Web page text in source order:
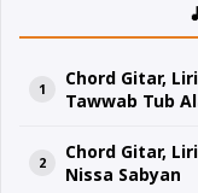
Chord Gitar,
Tawwab Tub
Chord Gitar,
Nissa Sabyan